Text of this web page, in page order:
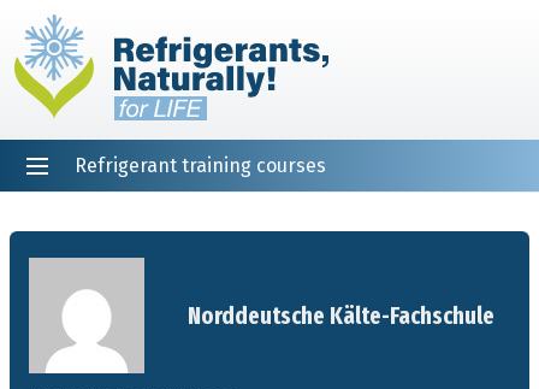
Refrigerant training courses
Norddeutsche Kälte-Fachschule